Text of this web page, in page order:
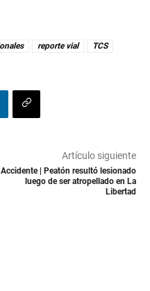
reporte vial
TCS
Artículo siguiente
Accidente | Peatón resultó lesionado
luego de ser atropellado en La
Libertad